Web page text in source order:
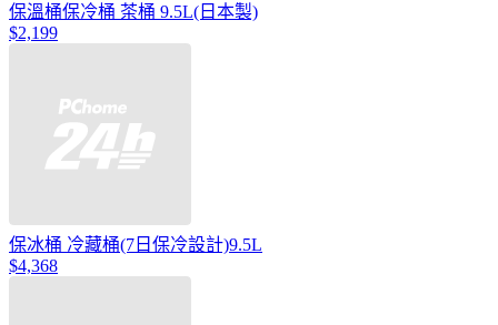
保溫桶保冷桶 茶桶 9.5L(日本製)
$2,199
保冰桶 冷藏桶(7日保冷設計)9.5L
$4,368